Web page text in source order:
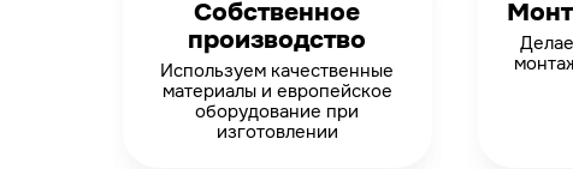
Собственное
производство
Используем качественные
материалы и европейское
оборудование при
изготовлении